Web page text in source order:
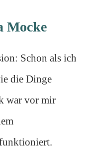
Mocke
Schon als ich
die Dinge
war vor mir